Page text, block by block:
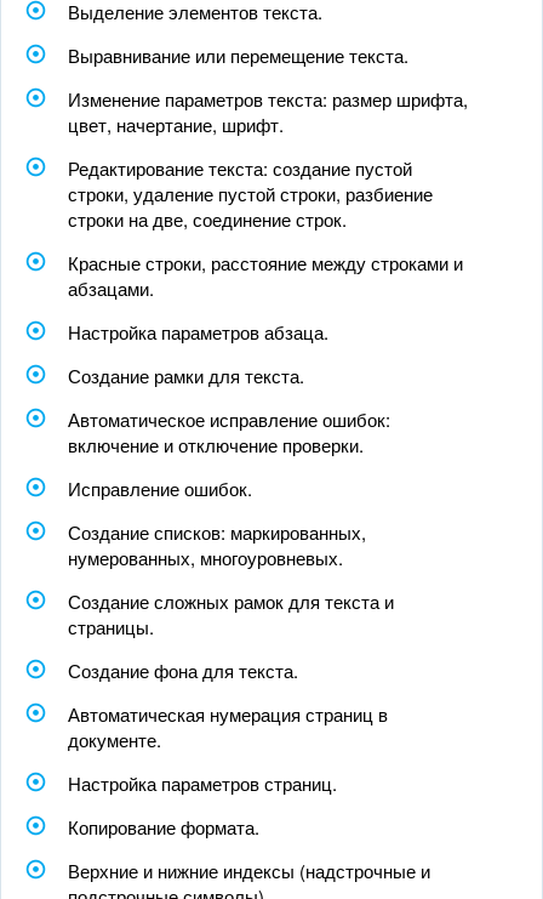
Выделение элементов текста.
Выравнивание или перемещение текста.
Изменение параметров текста: размер шрифта,
цвет, начертание, шрифт.
Редактирование текста: создание пустой
строки, удаление пустой строки, разбиение
строки на две, соединение строк.
Красные строки, расстояние между строками и
абзацами.
Настройка параметров абзаца.
Создание рамки для текста.
Автоматическое исправление ошибок:
включение и отключение проверки.
Исправление ошибок.
Создание списков: маркированных,
нумерованных, многоуровневых.
Создание сложных рамок для текста и
страницы.
Создание фона для текста.
Автоматическая нумерация страниц в
документе.
Настройка параметров страниц.
Копирование формата.
Верхние и нижние индексы (надстрочные и